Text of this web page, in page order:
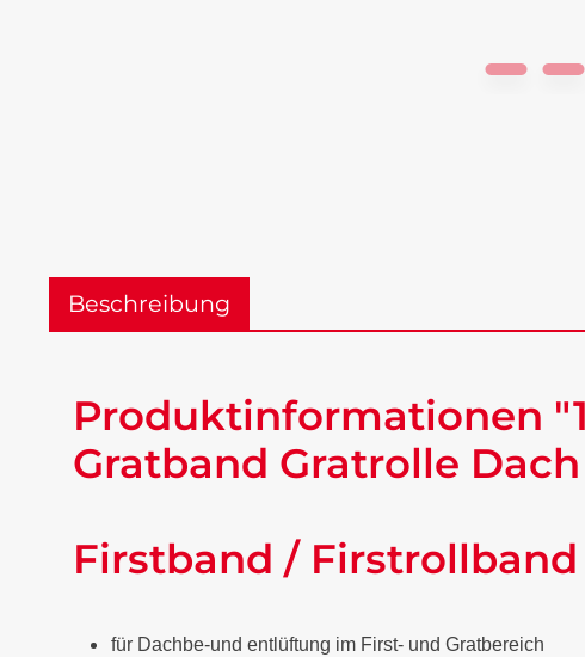
Beschreibung
Produktinformationen
Gratband Gratrolle
Firstband / Firstrollband
für Dachbe-und entlüftung im First- und Gratbereich